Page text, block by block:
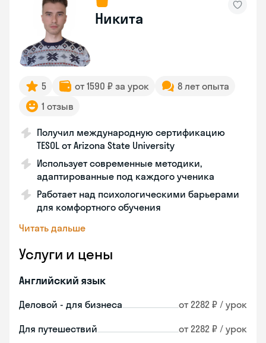
Никита
5 от 1590 ₽ за урок
8 лет опыта
1 отзыв
Получил международную сертификацию
TESOL от Arizona State University
Использует современные методики,
адаптированные под каждого ученика
Работает над психологическими барьерами
для комфортного обучения
Читать дальше
Услуги и цены
Английский язык
Деловой - для бизнеса от 2282 ₽ / урок
Для путешествий от 2282 ₽ / урок